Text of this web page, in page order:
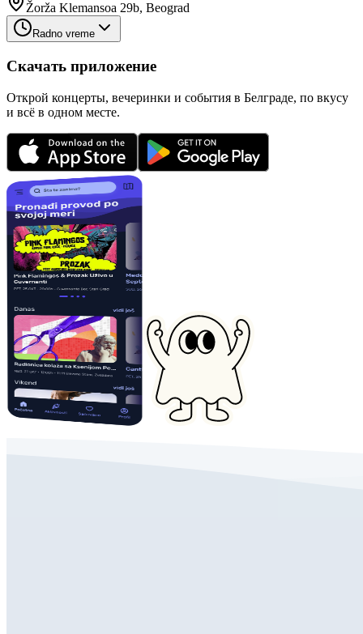
Žorža Klemansoa 29b, Beograd
Radno vreme
Скачать приложение
Открой концерты, вечеринки и события в Белграде, по вкусу
и всё в одном месте.